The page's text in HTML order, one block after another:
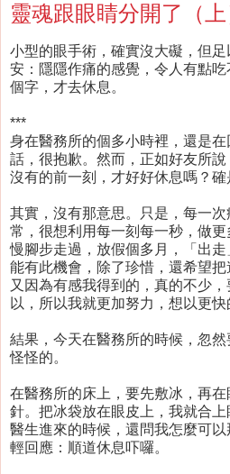
靈魂跟眼睛分開了（上
小型的眼手術，確實沒大礙，但
安：隱隱作痛的感覺，令人有點
個字，才去休息。
***
身在醫務所的個多小時裡，還是
話，很抱歉。然而，正如好友所
沒有的前一刻，才好好休息嗎？確
其實，沒有那意思。只是，每一
常，很想利用每一刻每一秒，做
慢腳步走過，放假個多月，「出走
能有此機會，除了珍惜，還希望把
又因為有感我得到的，真的不少
以，所以我就更加努力，想以更快
結果，今天在醫務所的時候，忽
怪怪的。
在醫務所的床上，要先敷冰，再
針。把冰袋放在眼皮上，我就合上
醫生進來的時候，還問我怎麼可
輕回應：順道休息吓囉。